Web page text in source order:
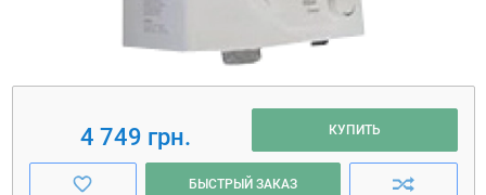
4 749 грн. КУПИТЬ
БЫСТРЫЙ ЗАКАЗ